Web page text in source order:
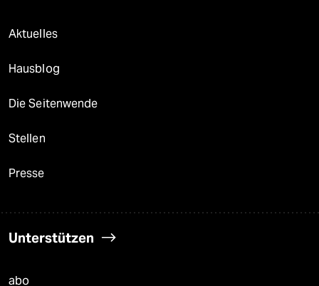
Aktuelles
Hausblog
Die Seitenwende
Stellen
Presse
Unterstützen
abo